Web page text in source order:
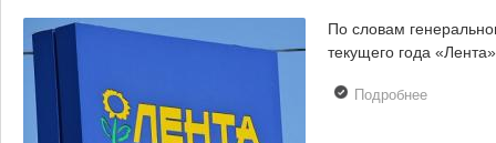
По словам
текущего года
Подробнеео Выручка